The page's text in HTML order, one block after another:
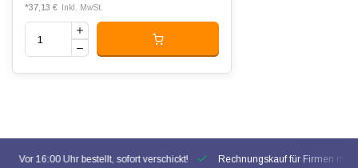
*37,13 € Inkl. MwSt.
Vor 16:00 Uhr bestellt, sofort verschickt! Rechnungskauf für Firmen